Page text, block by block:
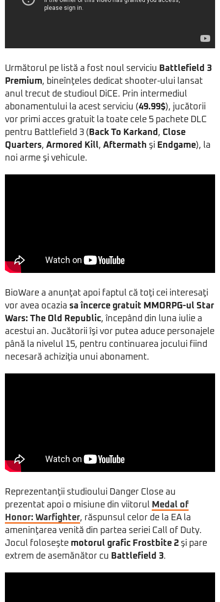
Următorul pe listă a fost noul serviciu Battlefield 3
Premium, bineînţeles dedicat shooter-ului lansat
anul trecut de studioul DiCE. Prin intermediul
abonamentului la acest serviciu (49.99$), jucătorii
vor primi acces gratuit la toate cele 5 pachete DLC
pentru Battlefield 3 ( Back To Karkand , Close
Quarters, Armored Kill, Aftermath şi Endgame), la
noi arme şi vehicule.
BioWare a anunţat apoi faptul că toţi cei interesaţi
vor avea ocazia sa încerce gratuit MMORPG-ul Star
Wars: The Old Republic, începând din luna iulie a
acestui an. Jucătorii îşi vor putea aduce personajele
până la nivelul 15, pentru continuarea jocului fiind
necesară achiziţia unui abonament.
Reprezentanţii studioului Danger Close au
prezentat apoi o misiune din viitorul Medal of
Honor: Warfighter, răspunsul celor de la EA la
ameninţarea venită din partea seriei Call of Duty.
Jocul foloseşte motorul grafic Frostbite 2 şi pare
extrem de asemănător cu Battlefield 3.